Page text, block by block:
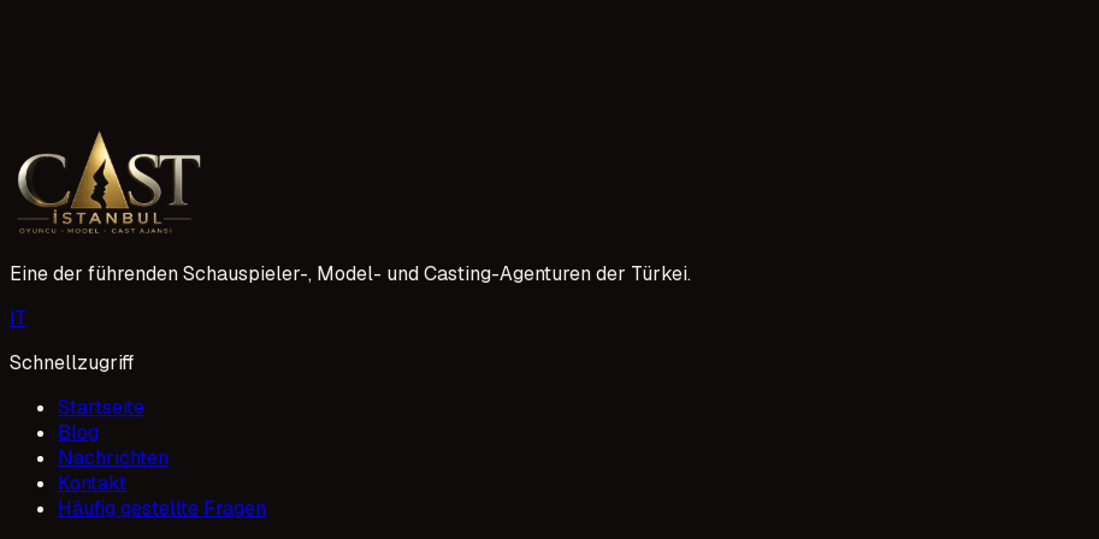
stratejilerle ilerlemenin bir sonucudur. Bu hikayeler, yeni yeteneklere ilham verirken, ajansımızın güvenilirliğini de pekiştirir.
1 Mayıs 2026
Eine der führenden Schauspieler-, Model- und Casting-Agenturen der Türkei.
IT
Schnellzugriff
Startseite
Blog
Nachrichten
Kontakt
Häufig gestellte Fragen